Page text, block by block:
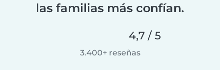
las familias más confían.
4,7 / 5
3.400+ reseñas